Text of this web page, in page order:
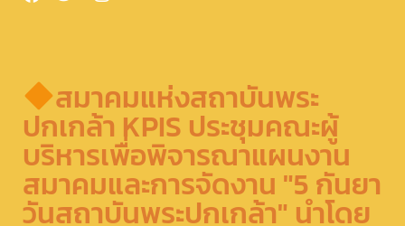
สมาคมแห่งสถาบันพระ
ปกเกล้า KPIS ประชุมคณะผู้
บริหารเพื่อพิจารณาแผนงาน
สมาคมและการจัดงาน "5 กันยา
วันสถาบันพระปกเกล้า" นำโดย